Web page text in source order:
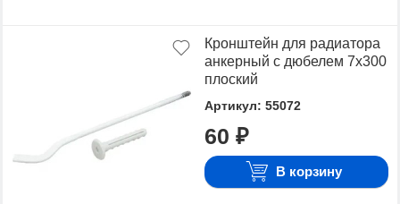
Кронштейн для радиатора
анкерный с дюбелем 7х300
плоский
Артикул: 55072
60 ₽
В корзину